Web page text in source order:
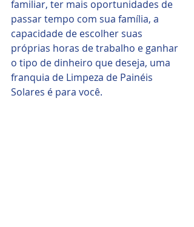
familiar, ter mais oportunidades de
passar tempo com sua família, a
capacidade de escolher suas
próprias horas de trabalho e ganhar
o tipo de dinheiro que deseja, uma
franquia de Limpeza de Painéis
Solares é para você.